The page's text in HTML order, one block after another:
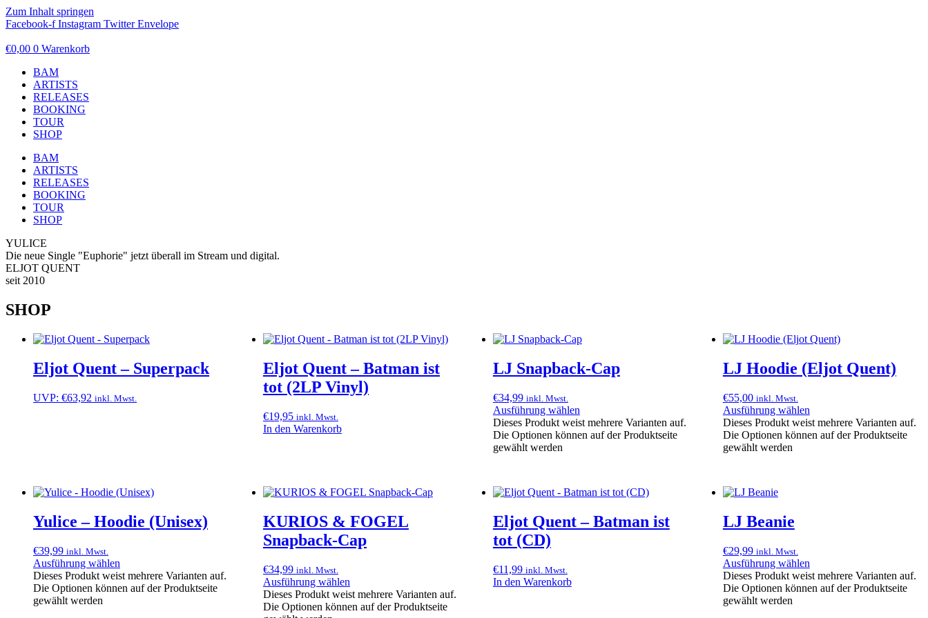
Zum Inhalt springen
Facebook-f Instagram Twitter Envelope
€0,00 0 Warenkorb
BAM
ARTISTS
RELEASES
BOOKING
TOUR
SHOP
BAM
ARTISTS
RELEASES
BOOKING
TOUR
SHOP
YULICE
Die neue Single "Euphorie" jetzt überall im Stream und digital.
ELJOT QUENT
seit 2010
SHOP
Eljot Quent – Superpack
UVP: €63,92 inkl. Mwst.
Eljot Quent – Batman ist
tot (2LP Vinyl)
€19,95 inkl. Mwst.
In den Warenkorb
LJ Snapback-Cap
€34,99 inkl. Mwst.
Ausführung wählen
Dieses Produkt weist mehrere Varianten auf.
Die Optionen können auf der Produktseite
gewählt werden
LJ Hoodie (Eljot Quent)
€55,00 inkl. Mwst.
Ausführung wählen
Dieses Produkt weist mehrere Varianten auf.
Die Optionen können auf der Produktseite
gewählt werden
Yulice – Hoodie (Unisex)
€39,99 inkl. Mwst.
Ausführung wählen
Dieses Produkt weist mehrere Varianten auf.
Die Optionen können auf der Produktseite
gewählt werden
KURIOS & FOGEL
Snapback-Cap
€34,99 inkl. Mwst.
Ausführung wählen
Dieses Produkt weist mehrere Varianten auf.
Die Optionen können auf der Produktseite
Eljot Quent – Batman ist
tot (CD)
€11,99 inkl. Mwst.
In den Warenkorb
LJ Beanie
€29,99 inkl. Mwst.
Ausführung wählen
Dieses Produkt weist mehrere Varianten auf.
Die Optionen können auf der Produktseite
gewählt werden